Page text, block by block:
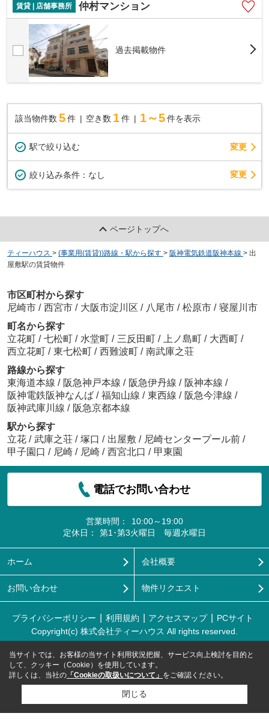
賃貸 | 店舗事務所 仲村マンション
過去掲載物件
該当物件数 5件 空き数 1 件 1～5 件を表示
駅で絞り込む 変更
絞り込み条件： なし 変更
ページトップへ
ティーハウス > (事業用(賃貸))路線・駅から探す > 阪神電気鉄道阪神本線 > 出
屋敷駅の賃貸物件
市区町村から探す
尼崎市 / 西宮市 / 大阪市淀川区 / 八尾市 / 松原市 / 寝屋川市
町名から探す
立花町 / 七松町 / 水堂町 / 三反田町 / 上ノ島町 / 大西町 /
西立花町 / 東七松町 / 西難波町 / 南武庫之荘
路線から探す
東海道本線 / 阪急神戸本線 / 阪急伊丹線 / 阪神本線 /
阪神電鉄阪神なんば / 福知山線 / 東西線 / 阪急今津線 /
阪神武庫川線 / 阪急京都本線
駅から探す
立花 / 武庫之荘 / 塚口 / 出屋敷 / 尼崎センタープール前 /
甲子園口 / 尼崎 / 尼崎 / 西宮北口 / 甲東園
電話でお問い合わせ
営業時間：
10:00～19:00
定休日：
第1･第3火曜日 毎週水曜日
ホーム 会社概要
お問い合わせ 物件リクエスト
プライバシーポリシー 利用規約 アクセスマップ
PCサイト
Copyright(c) 株式会社ティーハウス All rights reserved.
当サイトでは、お客様の当サイト利用状況把握、サービス向上検討を目的と
して、クッキー（Cookie）を使用しています。
詳しくは、当社の 「Cookieの取扱いについて」 をご確認ください。
閉じる